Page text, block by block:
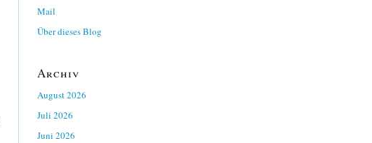
Mail
Über dieses Blog
Archiv
August 2026
Juli 2026
Juni 2026